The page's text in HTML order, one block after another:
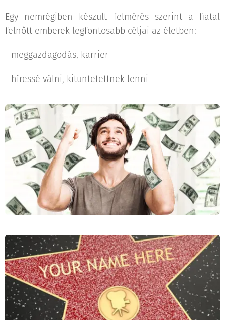
Egy nemrégiben készült felmérés szerint a fiatal
felnőtt emberek legfontosabb céljai az életben:
- meggazdagodás, karrier
- híressé válni, kitüntetettnek lenni